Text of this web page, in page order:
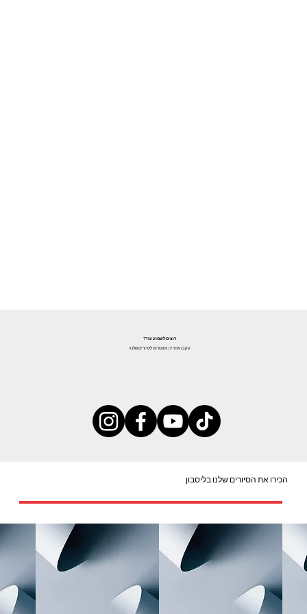
רוצים לשמוע עוד?
עקבו אחרינו והצטרפו לסיורים שלנו!
הכירו את הסיורים שלנו בליסבון